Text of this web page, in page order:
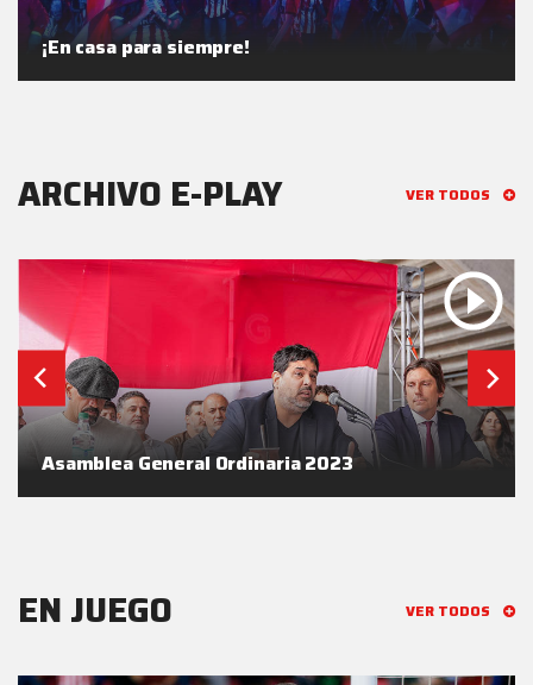
¡En casa para siempre!
ARCHIVO E-PLAY VER TODOS
Asamblea General Ordinaria 2023
EN JUEGO VER TODOS